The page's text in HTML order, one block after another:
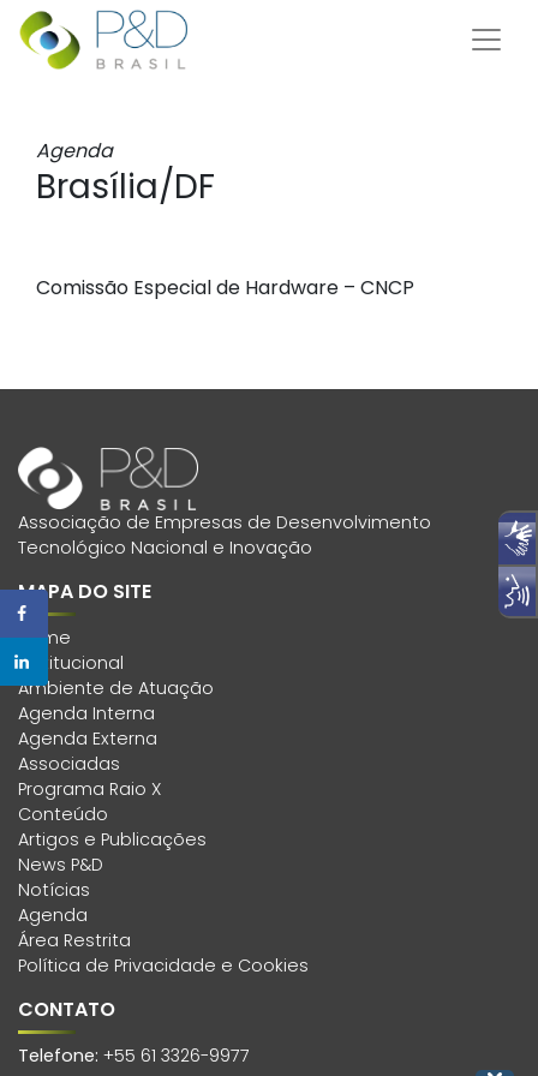
Agenda
Brasília/DF
Comissão Especial de Hardware – CNCP
Associação de Empresas de Desenvolvimento
Tecnológico Nacional e Inovação
MAPA DO SITE
Home
Institucional
Ambiente de Atuação
Agenda Interna
Agenda Externa
Associadas
Programa Raio X
Conteúdo
Artigos e Publicações
News P&D
Notícias
Agenda
Área Restrita
Política de Privacidade e Cookies
CONTATO
Telefone: +55 61 3326-9977